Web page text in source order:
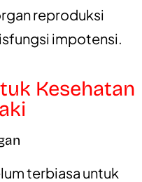
reproduksi
impotensi.
Kesehatan
terbiasa untuk